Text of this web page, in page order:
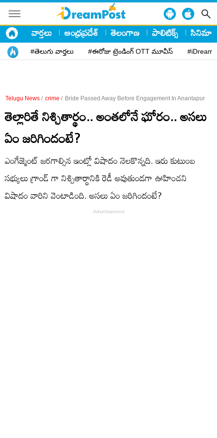
వార్తలు ఆంధ్రప్రదేశ్ తెలంగాణ పాలిటిక్స్ సినిమా
#తెలుగు వార్తలు #ఈరోజు ట్రెండింగ్ OTT మూవీస్
Telugu News / crime / Bride Passed Away Before Engagement In Anantapur
తెల్లారితే నిశ్చితార్థం.. అంతలోనే ఘోరం.. అసలు
ఏం జరిగిందంటే?
ఎంగేజ్మెంట్ జరగాల్సిన ఇంట్లో విషాదం నెలకొన్నది. ఇరు కుటుంబ
సభ్యులు గ్రాండ్ గా నిశ్చితార్థానికి రెడీ అవుతుండగా ఊహించని
విషాదం వారిని వెంటాడింది. అసలు ఏం జరిగిందంటే?